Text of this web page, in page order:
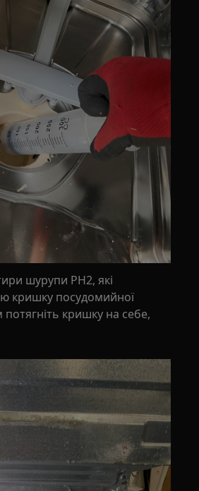
шурупи PH2, які
кришку посудомийної
кришку на себе,